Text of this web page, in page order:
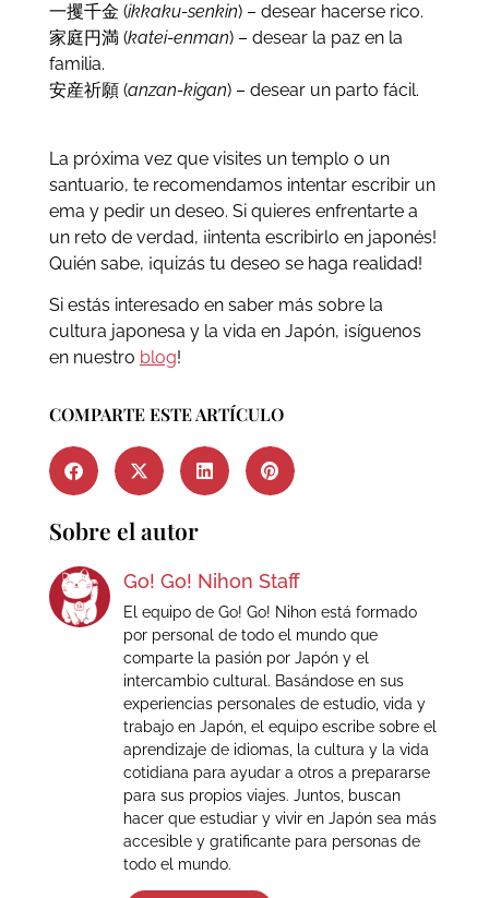
一攫千金 (ikkaku-senkin) – desear hacerse rico.
家庭円満 (katei-enman) – desear la paz en la
familia.
安産祈願 (anzan-kigan) – desear un parto fácil.
La próxima vez que visites un templo o un
santuario, te recomendamos intentar escribir un
ema y pedir un deseo. Si quieres enfrentarte a
un reto de verdad, ¡intenta escribirlo en japonés!
Quién sabe, ¡quizás tu deseo se haga realidad!
Si estás interesado en saber más sobre la
cultura japonesa y la vida en Japón, ¡síguenos
en nuestro blog!
COMPARTE ESTE ARTÍCULO
Sobre el autor
Go! Go! Nihon Staff
El equipo de Go! Go! Nihon está formado
por personal de todo el mundo que
comparte la pasión por Japón y el
intercambio cultural. Basándose en sus
experiencias personales de estudio, vida y
trabajo en Japón, el equipo escribe sobre el
aprendizaje de idiomas, la cultura y la vida
cotidiana para ayudar a otros a prepararse
para sus propios viajes. Juntos, buscan
hacer que estudiar y vivir en Japón sea más
accesible y gratificante para personas de
todo el mundo.